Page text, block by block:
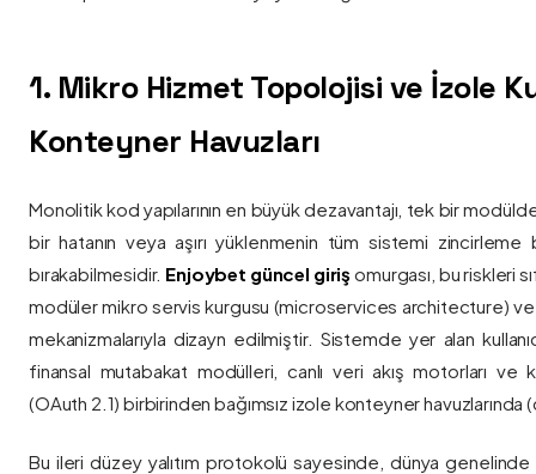
1. Mikro Hizmet Topolojisi ve İzole
Konteyner Havuzları
Monolitik kod yapılarının en büyük dezavantajı, tek bir
bir hatanın veya aşırı yüklenmenin tüm sistemi zincirleme
bırakabilmesidir. Enjoybet güncel giriş omurgası, bu riskleri
modüler mikro servis kurgusu (microservices architecture)
mekanizmalarıyla dizayn edilmiştir. Sistemde yer alan
finansal mutabakat modülleri, canlı veri akış motorları ve
(OAuth 2.1) birbirinden bağımsız izole konteyner havuzlarında
Bu ileri düzey yalıtım protokolü sayesinde, dünya genelinde